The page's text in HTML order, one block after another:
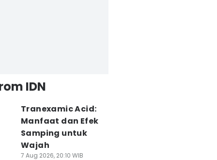
IDN
Tranexamic Acid:
Manfaat dan Efek
Samping untuk
Wajah
7 Aug 2026, 20:10 WIB